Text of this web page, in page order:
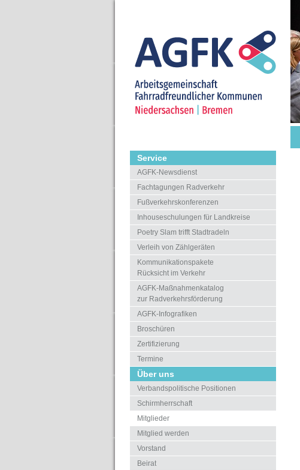
Service
AGFK-Newsdienst
Fachtagungen Radverkehr
Fußverkehrskonferenzen
Inhouseschulungen für Landkreise
Poetry Slam trifft Stadtradeln
Verleih von Zählgeräten
Kommunikationspakete
Rücksicht im Verkehr
AGFK-Maßnahmenkatalog
zur Radverkehrsförderung
AGFK-Infografiken
Broschüren
Zertifizierung
Termine
Über uns
Verbandspolitische Positionen
Schirmherrschaft
Mitglieder
Mitglied werden
Vorstand
Beirat